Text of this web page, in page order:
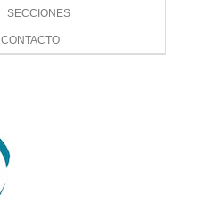
SECCIONES
CONTACTO